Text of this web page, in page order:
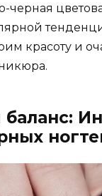
черная
красоту и